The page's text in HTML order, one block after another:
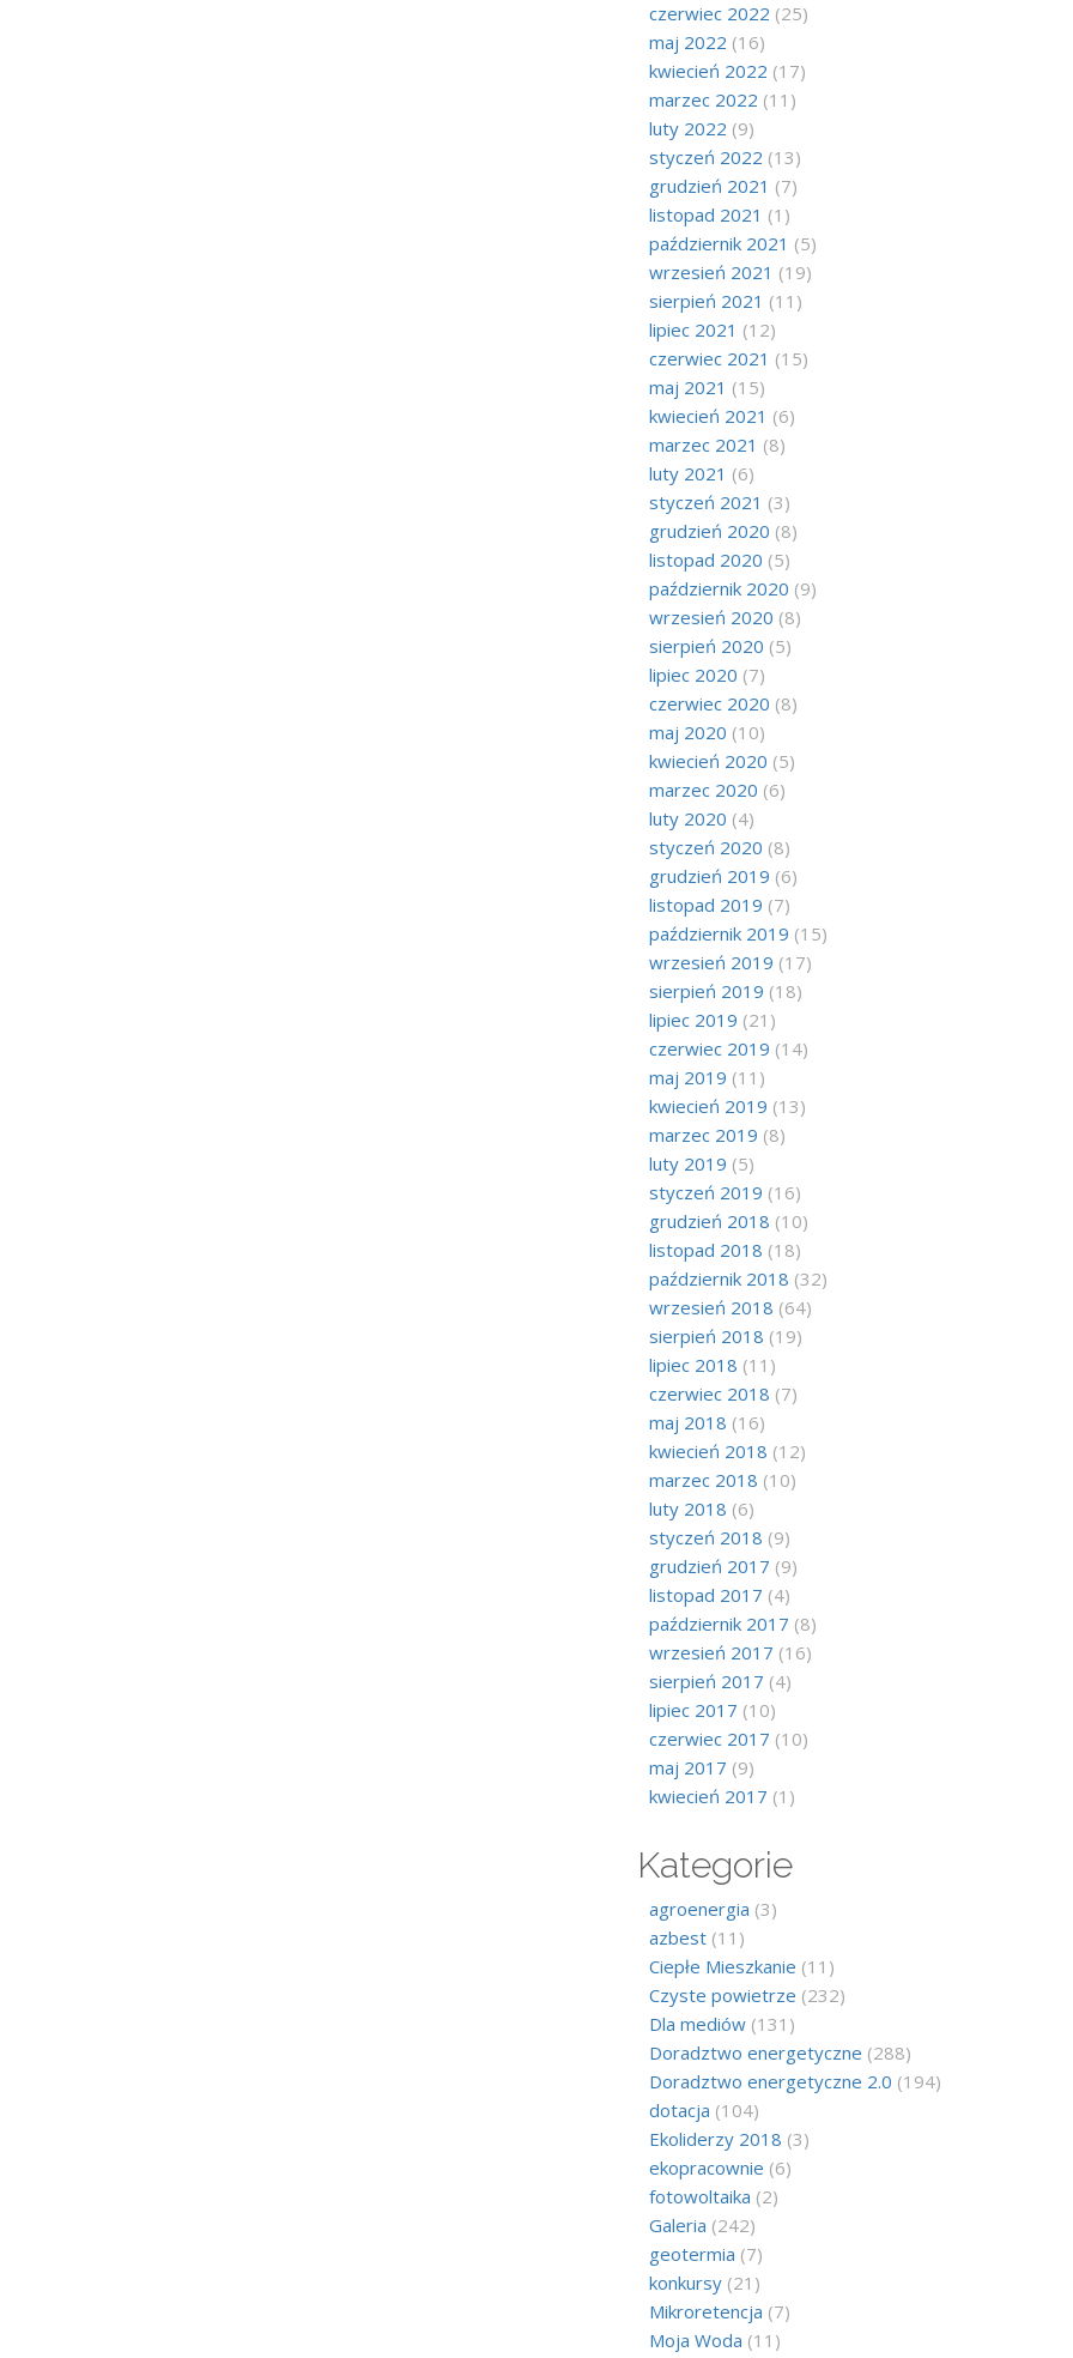
czerwiec 2022 (25)
maj 2022 (16)
kwiecień 2022 (17)
marzec 2022 (11)
luty 2022 (9)
styczeń 2022 (13)
grudzień 2021 (7)
listopad 2021 (1)
październik 2021 (5)
wrzesień 2021 (19)
sierpień 2021 (11)
lipiec 2021 (12)
czerwiec 2021 (15)
maj 2021 (15)
kwiecień 2021 (6)
marzec 2021 (8)
luty 2021 (6)
styczeń 2021 (3)
grudzień 2020 (8)
listopad 2020 (5)
październik 2020 (9)
wrzesień 2020 (8)
sierpień 2020 (5)
lipiec 2020 (7)
czerwiec 2020 (8)
maj 2020 (10)
kwiecień 2020 (5)
marzec 2020 (6)
luty 2020 (4)
styczeń 2020 (8)
grudzień 2019 (6)
listopad 2019 (7)
październik 2019 (15)
wrzesień 2019 (17)
sierpień 2019 (18)
lipiec 2019 (21)
czerwiec 2019 (14)
maj 2019 (11)
kwiecień 2019 (13)
marzec 2019 (8)
luty 2019 (5)
styczeń 2019 (16)
grudzień 2018 (10)
listopad 2018 (18)
październik 2018 (32)
wrzesień 2018 (64)
sierpień 2018 (19)
lipiec 2018 (11)
czerwiec 2018 (7)
maj 2018 (16)
kwiecień 2018 (12)
marzec 2018 (10)
luty 2018 (6)
styczeń 2018 (9)
grudzień 2017 (9)
listopad 2017 (4)
październik 2017 (8)
wrzesień 2017 (16)
sierpień 2017 (4)
lipiec 2017 (10)
czerwiec 2017 (10)
maj 2017 (9)
kwiecień 2017 (1)
Kategorie
agroenergia (3)
azbest(11)
Ciepłe Mieszkanie (11)
Czyste powietrze (232)
Dla mediów(131)
Doradztwo energetyczne (288)
Doradztwo energetyczne 2.0 (194)
dotacja (104)
Ekoliderzy 2018 (3)
ekopracownie (6)
fotowoltaika (2)
Galeria (242)
geotermia (7)
konkursy(21)
Mikroretencja (7)
Moja Woda (11)